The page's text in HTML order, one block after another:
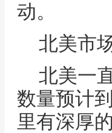
动。
北美市
北美一
数量预计
里有深厚